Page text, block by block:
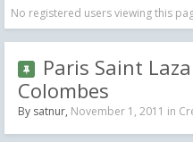
No registered users viewing this
Paris Saint
Colombes
By satnur, November 1, 2011 in